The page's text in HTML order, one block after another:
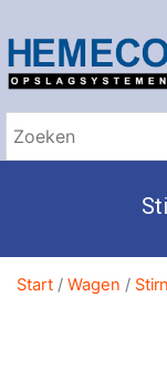
Start / Wagen /